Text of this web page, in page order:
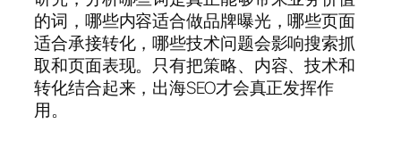
的词，哪些内容适合做品牌曝光，哪些页面
适合承接转化，哪些技术问题会影响搜索抓
取和页面表现。只有把策略、内容、技术和
转化结合起来，出海SEO才会真正发挥作
用。